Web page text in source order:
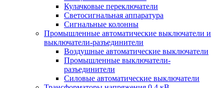
Кулачковые переключатели
Светосигнальная аппаратура
Сигнальные колонны
Промышленные автоматические выключатели и
выключатели-разъединители
Воздушные автоматические выключатели
Промышленные выключатели-
разъединители
Силовые автоматические выключатели